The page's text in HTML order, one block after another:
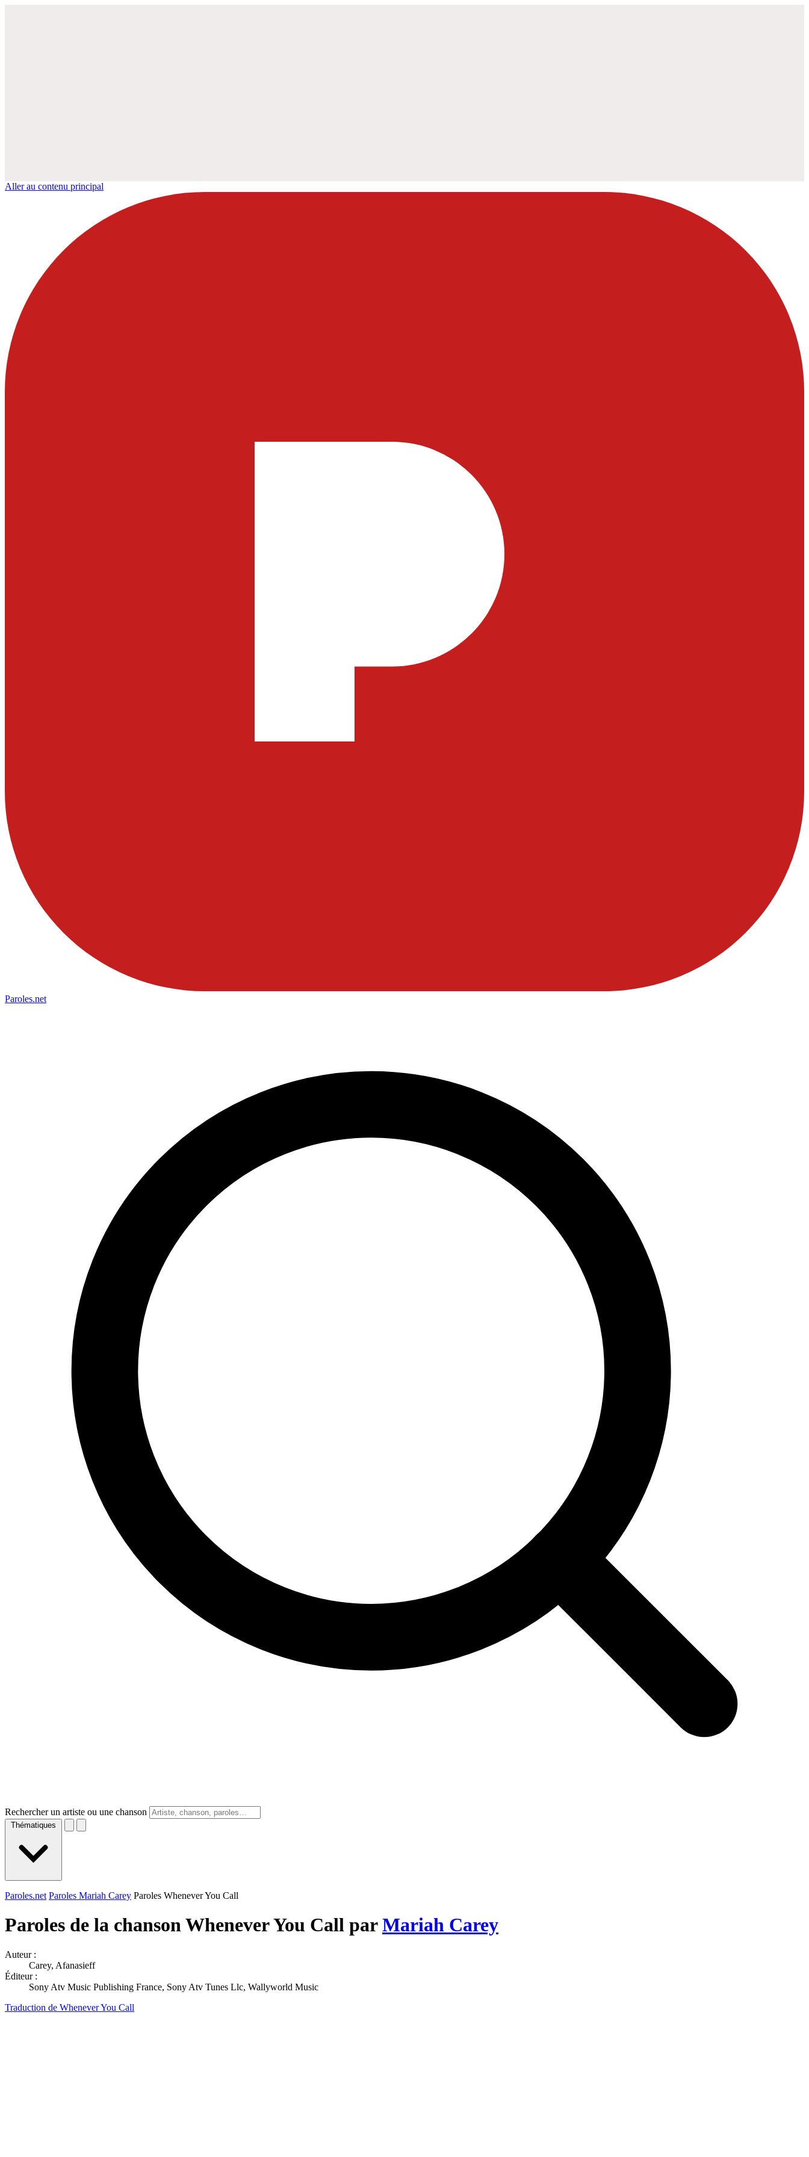
Aller au contenu principal
Paroles.net
Rechercher un artiste ou une chanson
Thématiques
Paroles.net Paroles Mariah Carey Paroles Whenever You Call
Paroles de la chanson Whenever You Call parMariah Carey
Auteur :
Carey, Afanasieff
Éditeur :
Sony Atv Music Publishing France, Sony Atv Tunes Llc, Wallyworld Music
Traduction de Whenever You Call